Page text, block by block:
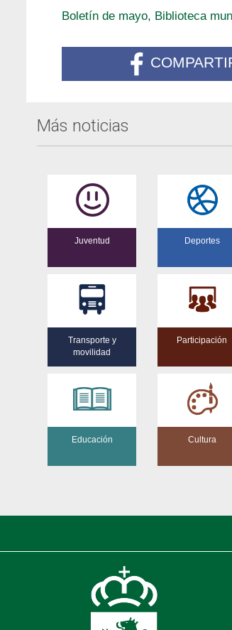
Boletín de mayo, Biblioteca
Más noticias
Juventud Deportes
Transporte y
movilidad
Participación
Educación Cultura